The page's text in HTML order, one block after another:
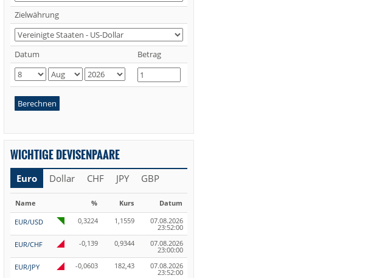
Zielwährung
Datum Betrag
Berechnen
WICHTIGE DEVISENPAARE
Euro Dollar CHF JPY GBP
Name % Kurs Datum
EUR/USD 0,3224 1,1559 07.08.2026
23:52:00
EUR/CHF
-0,139 0,9344 07.08.2026
23:00:00
EUR/JPY
-0,0603 182,43 07.08.2026
23:52:00